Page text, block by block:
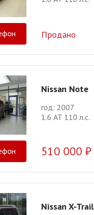
Продано
Nissan Note
год: 2007
1.6 АТ 110 л.с.
510 000 ₽
Nissan X-Trail